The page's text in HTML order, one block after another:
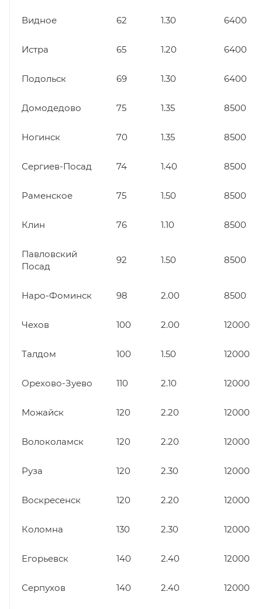
Видное 62 1.30 6400
Истра 65 1.20 6400
Подольск 69 1.30 6400
Домодедово 75 1.35 8500
Ногинск 70 1.35 8500
Сергиев-Посад 74 1.40 8500
Раменское 75 1.50 8500
Клин 76 1.10 8500
Павловский
Посад
92 1.50 8500
Наро-Фоминск 98 2.00 8500
Чехов 100 2.00 12000
Талдом 100 1.50 12000
Орехово-Зуево 110 2.10 12000
Можайск 120 2.20 12000
Волоколамск 120 2.20 12000
Руза 120 2.30 12000
Воскресенск 120 2.20 12000
Коломна 130 2.30 12000
Егорьевск 140 2.40 12000
Серпухов 140 2.40 12000